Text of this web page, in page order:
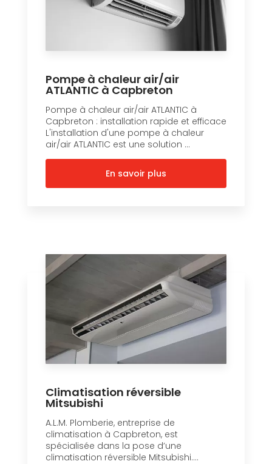
Pompe à chaleur air/air
ATLANTIC à Capbreton
Pompe à chaleur air/air ATLANTIC à
Capbreton : installation rapide et efficace
L'installation d'une pompe à chaleur
air/air ATLANTIC est une solution ...
En savoir plus
Climatisation réversible
Mitsubishi
A.L.M. Plomberie, entreprise de
climatisation à Capbreton, est
spécialisée dans la pose d’une
climatisation réversible Mitsubishi....